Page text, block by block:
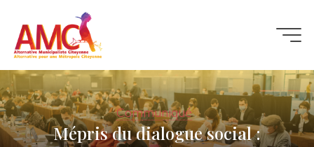
contenu
Communiqué
Mépris du dialogue social :